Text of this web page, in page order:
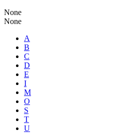
None
None
A
B
C
D
E
I
M
O
S
T
U